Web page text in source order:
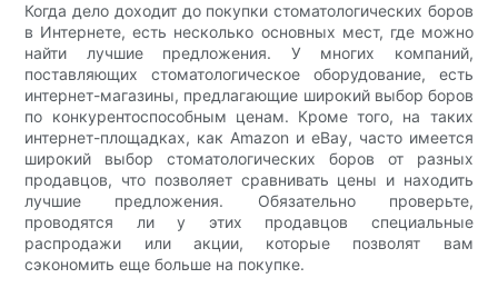
Когда дело доходит до покупки стоматологических боров
в Интернете, есть несколько основных мест, где можно
найти лучшие предложения. У многих компаний,
поставляющих стоматологическое оборудование, есть
интернет-магазины, предлагающие широкий выбор боров
по конкурентоспособным ценам. Кроме того, на таких
интернет-площадках, как Amazon и eBay, часто имеется
широкий выбор стоматологических боров от разных
продавцов, что позволяет сравнивать цены и находить
лучшие предложения. Обязательно проверьте,
проводятся ли у этих продавцов специальные
распродажи или акции, которые позволят вам
сэкономить еще больше на покупке.